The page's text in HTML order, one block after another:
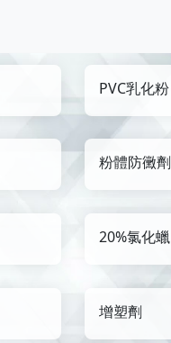
PVC乳化粉
粉體防黴劑
20%氯化蠟
增塑劑